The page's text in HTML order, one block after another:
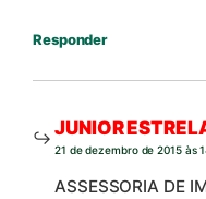
Responder
JUNIOR
21 de dezembro de 2015 às
ASSESSORIA DE